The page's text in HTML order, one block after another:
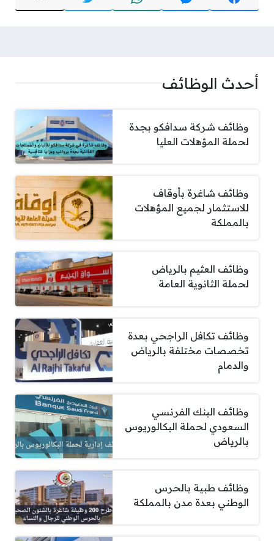
أحدث الوظائف
وظائف شركة سدافكو بجدة
لحملة المؤهلات العليا
وظائف شاغرة بأوقاف
للاستثمار لجميع المؤهلات
بالمملكة
وظائف العثيم بالرياض
لحملة الثانوية العامة
وظائف تكافل الراجحي بعدة
تخصصات مختلفة بالرياض
والدمام
وظائف البنك الفرنسي
السعودي لحملة البكالوريوس
بالرياض
وظائف طبية بالحرس
الوطني بعدة مدن بالمملكة